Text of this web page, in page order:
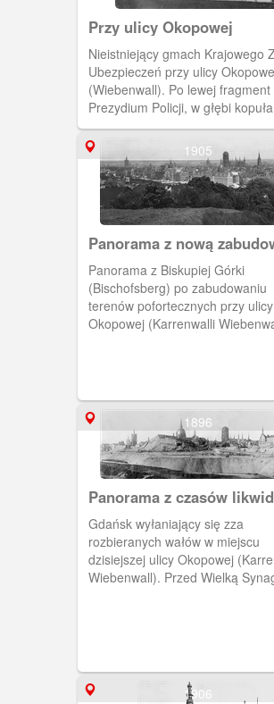
Przy ulicy Okopowej
Nieistniejący gmach Krajowego
Ubezpieczeń przy ulicy Okopowej
(Wiebenwall). Po lewej fragment
Prezydium Policji, w głębi kopuła
Wielkiej Synagogi. (Ok. 1912)
[IDX:1381,548]
1905
Panorama z nową
Panorama z Biskupiej Górki
(Bischofsberg) po zabudowaniu
terenów pofortecznych przy ulicy
Okopowej (Karrenwalli
1896
Panorama z czasów
wałów
Gdańsk wyłaniający się zza
rozbieranych wałów w miejscu
dzisiejszej ulicy Okopowej
Wiebenwall). Przed Wielką
1906